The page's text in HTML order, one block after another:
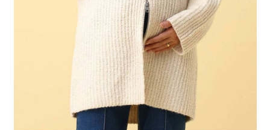
１．透過由恩沛科技股份有限公司提供之「AFTEE先享後付」服務完成之交
易，需依本服務之必要範圍內提供個人資料，並將交易相關給付款項請求債
權轉讓予恩沛科技股份有限公司。
２．關於個人資料處理事宜，請瀏覽以下網址：https://aftee.tw/terms/#terms3
３．未成年的使用者請事先徵得法定代理人或監護人之同意方可使用
「AFTEE先享後付」，若未經同意申辦者引起之損失，本公司不負相關責
４．使用「AFTEE先享後付」時，將依據個別帳號之用戶狀況，依本公司即
時審查核予不同之上限額度；若仍有額度不足之情形，本公司將視審查結果
請求用戶進行身份認證。
５．嚴禁一人註冊多個帳號或使用他人資訊註冊。若發現惡意使用之情形，